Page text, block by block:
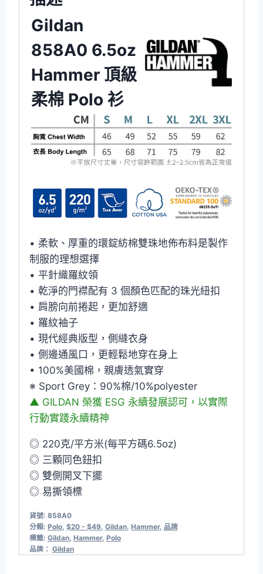
Gildan
858A0 6.5oz
Hammer 頂級
柔棉 Polo 衫
• 柔軟、厚重的環錠紡棉雙珠地佈布料是製作
制服的理想選擇
• 平針織羅紋領
• 乾淨的門襟配有 3 個顏色匹配的珠光紐扣
• 肩膀向前捲起，更加舒適
• 羅紋袖子
• 現代經典版型，側縫衣身
• 側邊通風口，更輕鬆地穿在身上
• 100%美國棉，親膚透氣實穿
※ Sport Grey：90%棉/10%polyester
▲ GILDAN 榮獲 ESG 永續發展認可，以實際
行動實踐永續精神
◎ 220克/平方米(每平方碼6.5oz)
◎ 三顆同色鈕扣
◎ 雙側開叉下擺
◎ 易撕領標
貨號: 858A0
分類: Polo, $20 - $49, Gildan, Hammer, 品牌
標籤: Gildan, Hammer, Polo
品牌： Gildan